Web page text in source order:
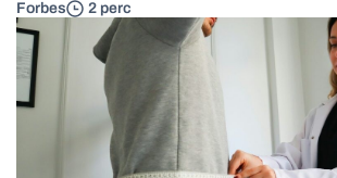
Forbes 2 perc